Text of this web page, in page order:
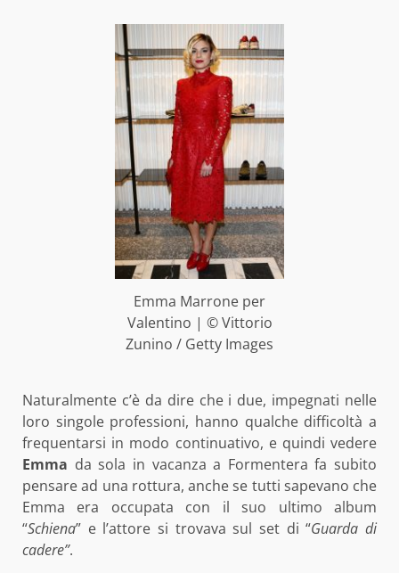
Emma Marrone per
Valentino | © Vittorio
Zunino / Getty Images
Naturalmente c’è da dire che i due, impegnati nelle
loro singole professioni, hanno qualche difficoltà a
frequentarsi in modo continuativo, e quindi vedere
Emma da sola in vacanza a Formentera fa subito
pensare ad una rottura, anche se tutti sapevano che
Emma era occupata con il suo ultimo album
“Schiena” e l’attore si trovava sul set di “Guarda di
cadere”.